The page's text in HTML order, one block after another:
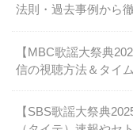
法則・過去事例から
【MBC歌謡大祭典
信の視聴方法＆タイ
【SBS歌謡大祭典